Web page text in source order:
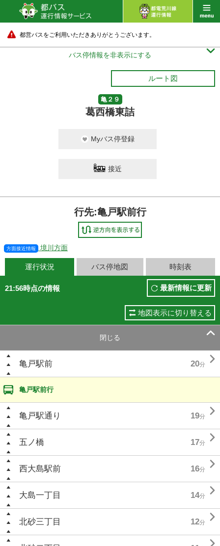
都営バスをご利用いただきありがとうございます。
バス停情報を非表示にする 
ルート図
亀２９
葛西橋東詰
Myバス停登録
接近
行先:亀戸駅前行
方面接近情報 境川方面
運行状況 バス停地図 時刻表
21:56時点の情報 最新情報に更新
地図表示に切り替える
閉じる 
亀戸駅前 20分 
亀戸駅前行
亀戸駅通り 19分 
五ノ橋 17分 
西大島駅前 16分 
大島一丁目 14分 
北砂三丁目 12分 